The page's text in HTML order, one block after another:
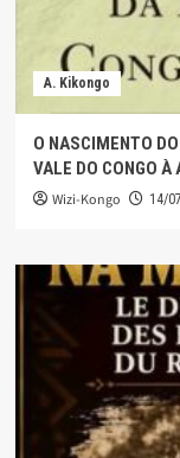
A. Kikongo
O NASCIMENTO
VALE DO CONGO À
Wizi-Kongo 14/